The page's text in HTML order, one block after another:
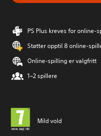
PS Plus kreves for online-
Støtter opptil 8 online-
Online-spilling er valgfritt
1–2 spillere
Mild vold